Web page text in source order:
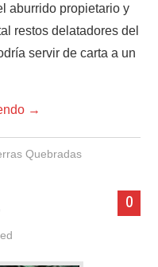
aburrido propietario y
restos delatadores del
servir de carta a un
→
Quebradas
0